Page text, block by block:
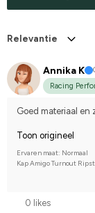
Relevantie
Annika K
Racing
Goed materiaal en
Toon origineel
Ervaren maat: Normaal
Kap Amigo Turnout
0 likes